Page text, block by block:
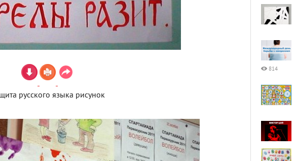
русского языка рисунок
814